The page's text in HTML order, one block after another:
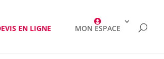
EN LIGNE MON ESPACE